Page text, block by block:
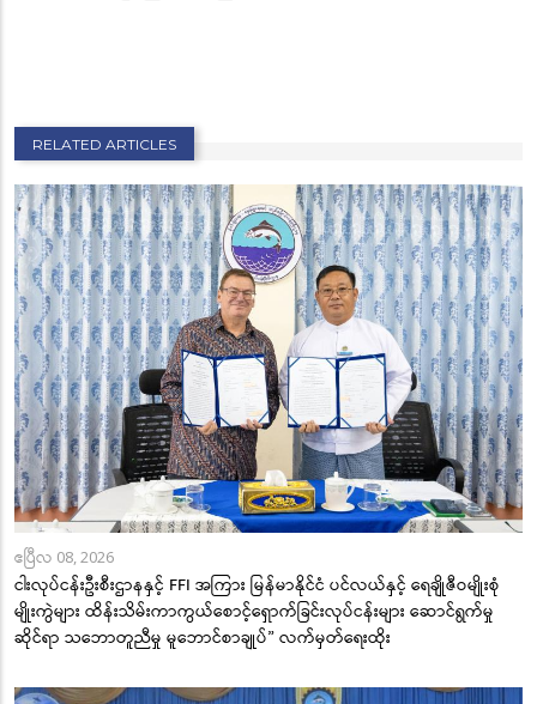
RELATED ARTICLES
ဧပြီလ 08, 2026
ငါးလုပ်ငန်းဦးစီးဌာနနှင့် FFI အကြား မြန်မာနိုင်ငံ ပင်လယ်နှင့် ရေချိုဇီဝမျိုးစုံ
မျိုးကွဲများ ထိန်းသိမ်းကာကွယ်စောင့်ရှောက်ခြင်းလုပ်ငန်းများ ဆောင်ရွက်မှု
ဆိုင်ရာ သဘောတူညီမှု မူဘောင်စာချုပ်” လက်မှတ်ရေးထိုး